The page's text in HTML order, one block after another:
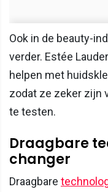
Ook in de beauty-
verder. Estée
helpen met
zodat ze zeker zijn
te testen.
Draagbare
changer
Draagbare